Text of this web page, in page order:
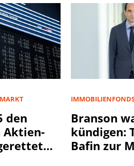
den
Aktien-
Branson
kündigen:
Bafin zur